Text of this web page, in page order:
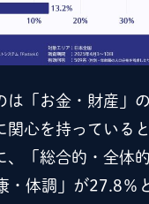
は「お金・財産」
関心を持っている
、「総合的・全体
・体調」が27.8％